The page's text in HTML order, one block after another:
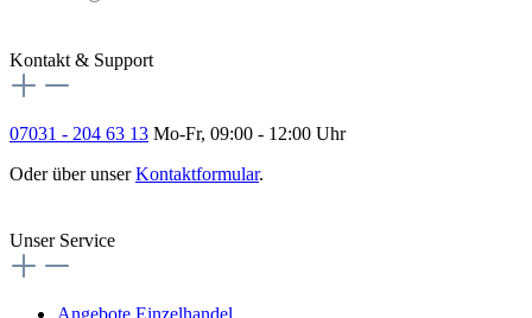
Kontakt & Support
07031 - 204 63 13 Mo-Fr, 09:00 - 12:00 Uhr
Oder über unserKontaktformular.
Unser Service
Angebote Einzelhandel